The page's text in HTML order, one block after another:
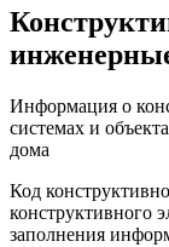
Информация о
системах и
дома
Код
конструктивного
заполнения